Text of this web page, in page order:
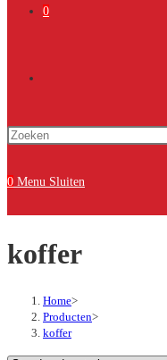
0
site
0 Menu Sluiten
koffer
Home>
Producten>
koffer